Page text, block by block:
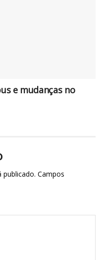
e mudanças no
publicado. Campos